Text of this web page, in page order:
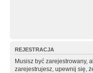
REJESTRACJA
Musisz być zarejestrowany,
zarejestrujesz, upewnij się,